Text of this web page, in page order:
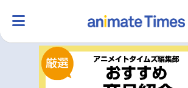
ランキング アニメ